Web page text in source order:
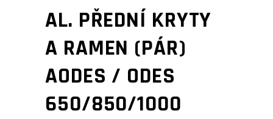
AL. PŘEDNÍ KRYTY
A RAMEN (PÁR)
AODES / ODES
650/850/1000